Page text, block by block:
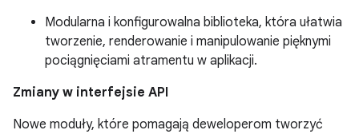
Modularna i konfigurowalna biblioteka, która ułatwia
tworzenie, renderowanie i manipulowanie pięknymi
pociągnięciami atramentu w aplikacji.
Zmiany w interfejsie API
Nowe moduły, które pomagają deweloperom tworzyć